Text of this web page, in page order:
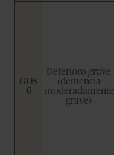
GDS
6
Deterioro grave
(demencia
moderadamente
grave)